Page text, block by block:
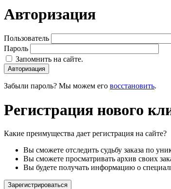
Авторизация
Пользователь
Пароль
Запомнить на сайте.
Авторизация
Забыли пароль? Мы можем его восстановить.
Регистрация нового
Какие преимущества дает регистрация на сайте?
Вы сможете отследить судьбу заказа по
Вы сможете просматривать архив своих
Вы будете получать информацию о
Зарегистрироваться